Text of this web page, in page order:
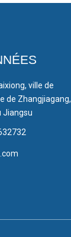
ville de
de Zhangjiagang,
Jiangsu